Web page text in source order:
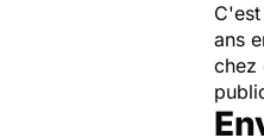
ans
chez